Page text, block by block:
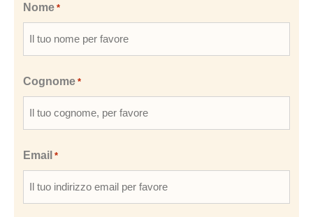
Nome *
Cognome *
Email *